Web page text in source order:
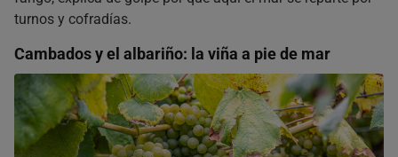
turnos y cofradías.
Cambados y el albariño: la viña a pie de mar